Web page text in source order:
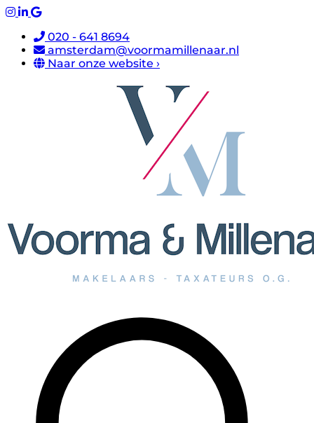
020 - 641 8694
amsterdam@voormamillenaar.nl
Naar onze website ›